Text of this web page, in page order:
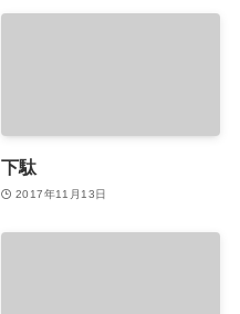
下駄
2017年11月13日